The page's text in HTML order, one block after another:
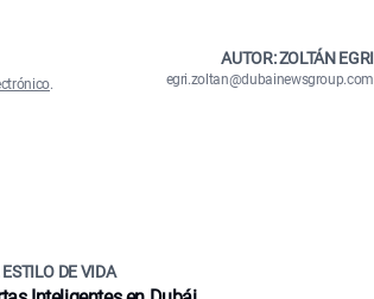
.
AUTOR: ZOLTÁN EGRI
egri.zoltan@dubainewsgroup.com
DE VIDA